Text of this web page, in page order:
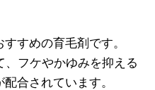
すめの育毛剤です。
、フケやかゆみを抑える
合されています。